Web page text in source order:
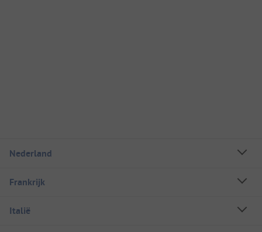
Nederland
Frankrijk
Italië